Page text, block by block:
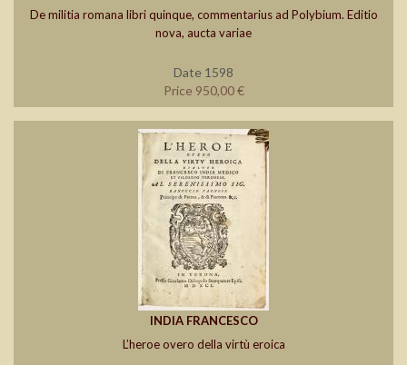
De militia romana libri quinque, commentarius ad Polybium. Editio
nova, aucta variae
Date 1598
Price 950,00 €
INDIA FRANCESCO
L’heroe overo della virtù eroica